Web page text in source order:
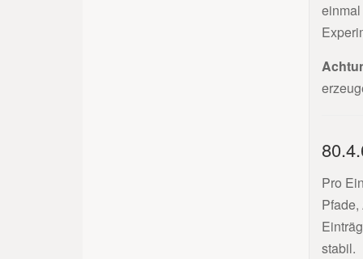
Pro
stabil.